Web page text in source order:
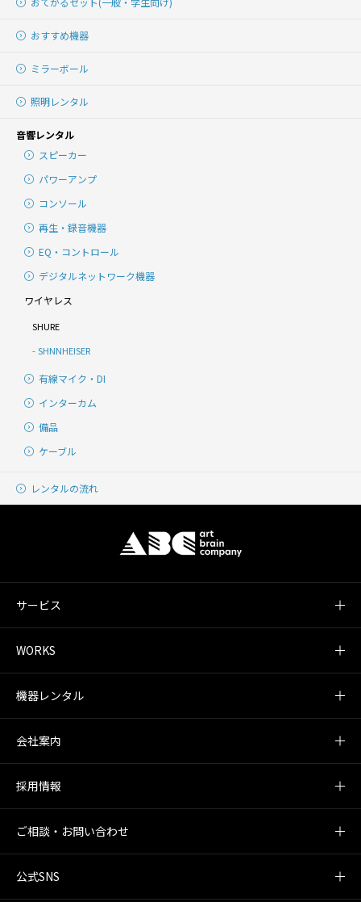
おすすめ機器
ミラーボール
照明レンタル
音響レンタル
スピーカー
パワーアンプ
コンソール
再生・録音機器
EQ・コントロール
デジタルネットワーク機器
ワイヤレス
SHURE
SHNNHEISER
有線マイク・DI
インターカム
備品
ケーブル
レンタルの流れ
サービス
WORKS
機器レンタル
会社案内
採用情報
ご相談・お問い合わせ
公式SNS